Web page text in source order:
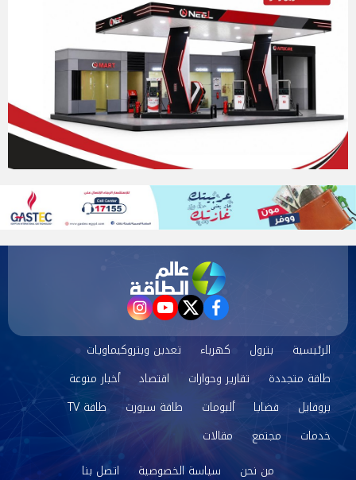
facebook
twitter
youtube
instagram
الرئيسية بترول كهرباء
تعدين وبتروكيماويات
طاقة متجددة
تقارير وحوارات اقتصاد
أخبار منوعة
بروفايل
قضايا ألبومات طاقة سبورت
طاقة TV
خدمات
مجتمع
مقالات
من نحن
سياسة الخصوصية اتصل بنا